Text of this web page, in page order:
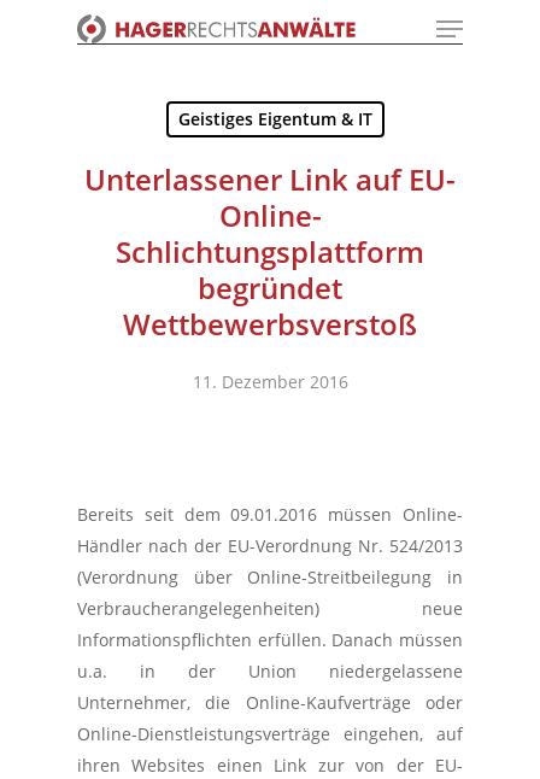
Menu
Geistiges Eigentum & IT
Unterlassener Link auf EU-
Online-
Schlichtungsplattform
begründet
Wettbewerbsverstoß
11. Dezember 2016
Bereits seit dem 09.01.2016 müssen Online-
Händler nach der EU-Verordnung Nr. 524/2013
(Verordnung über Online-Streitbeilegung in
Verbraucherangelegenheiten) neue
Informationspflichten erfüllen. Danach müssen
u.a. in der Union niedergelassene
Unternehmer, die Online-Kaufverträge oder
Online-Dienstleistungsverträge eingehen, auf
ihren Websites einen Link zur von der EU-